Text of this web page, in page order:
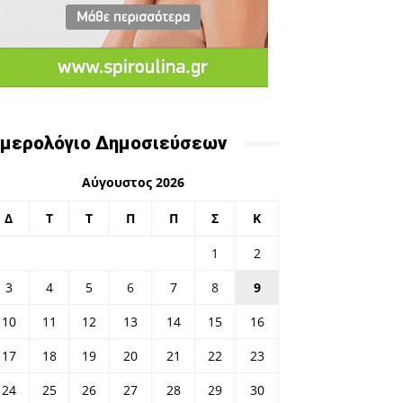
Δημοσιεύσεων
Αύγουστος 2026
Δ Τ Τ Π Π Σ Κ
1
2
3
4 5 6 7 8
9
10
11 12 13 14 15
16
17
18 19 20 21 22
23
24
25 26 27 28 29 30